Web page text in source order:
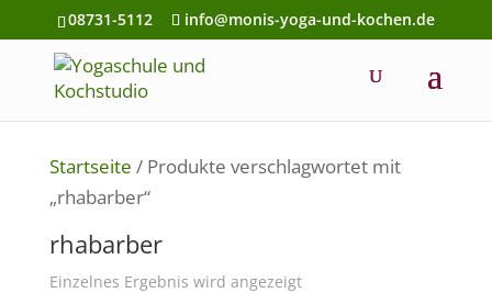
08731-5112 info@monis-yoga-und-kochen.de
Startseite / Produkte verschlagwortet mit
„rhabarber“
rhabarber
Einzelnes Ergebnis wird angezeigt